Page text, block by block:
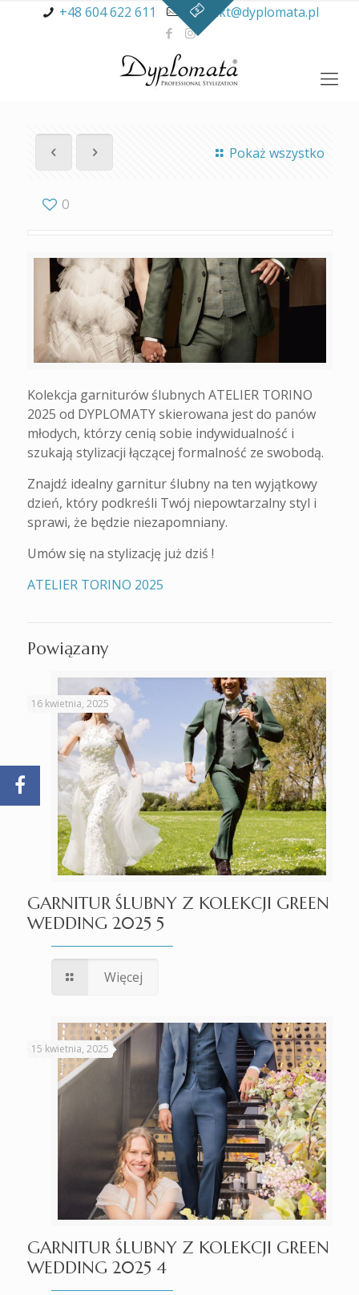
+48 604 622 611 kontakt@dyplomata.pl
Pokaż wszystko
0
Kolekcja garniturów ślubnych ATELIER TORINO
2025 od DYPLOMATY skierowana jest do panów
młodych, którzy cenią sobie indywidualność i
szukają stylizacji łączącej formalność ze swobodą.
Znajdź idealny garnitur ślubny na ten wyjątkowy
dzień, który podkreśli Twój niepowtarzalny styl i
sprawi, że będzie niezapomniany.
Umów się na stylizację już dziś !
ATELIER TORINO 2025
Powiązany
16 kwietnia, 2025
GARNITUR ŚLUBNY Z KOLEKCJI GREEN
WEDDING 2025 5
Więcej
15 kwietnia, 2025
GARNITUR ŚLUBNY Z KOLEKCJI GREEN
WEDDING 2025 4